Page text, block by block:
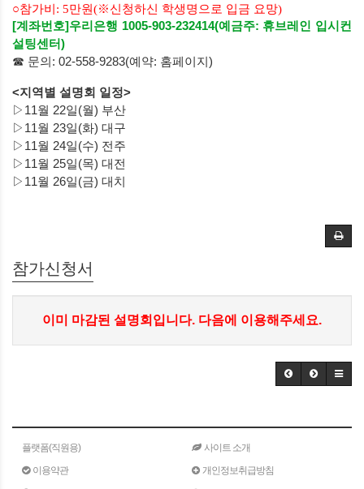
○참가비: 5만원(※신청하신 학생명으로 입금 요망)
[계좌번호]우리은행 1005-903-232414(예금주: 휴브레인 입시컨
설팅센터)
☎ 문의: 02-558-9283(예약: 홈페이지)
<지역별 설명회 일정>
▷11월 22일(월) 부산
▷ 11월 23일(화) 대구
▷ 11월 24일(수) 전주
▷ 11월 25일(목) 대전
▷ 11월 26일(금) 대치
참가신청서
이미 마감된 설명회입니다. 다음에 이용해주세요.
플랫폼(직원용)
사이트 소개
이용약관
개인정보취급방침